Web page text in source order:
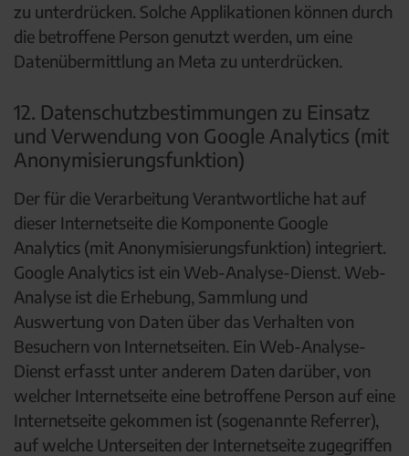
zu unterdrücken. Solche Applikationen können durch
die betroffene Person genutzt werden, um eine
Datenübermittlung an Meta zu unterdrücken.
12. Datenschutzbestimmungen zu Einsatz
und Verwendung von Google Analytics (mit
Anonymisierungsfunktion)
Der für die Verarbeitung Verantwortliche hat auf
dieser Internetseite die Komponente Google
Analytics (mit Anonymisierungsfunktion) integriert.
Google Analytics ist ein Web-Analyse-Dienst. Web-
Analyse ist die Erhebung, Sammlung und
Auswertung von Daten über das Verhalten von
Besuchern von Internetseiten. Ein Web-Analyse-
Dienst erfasst unter anderem Daten darüber, von
welcher Internetseite eine betroffene Person auf eine
Internetseite gekommen ist (sogenannte Referrer),
auf welche Unterseiten der Internetseite zugegriffen